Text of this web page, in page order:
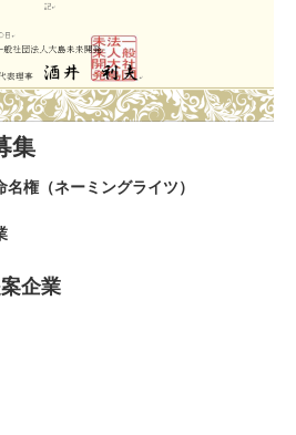
集
権（ネーミングライツ）
企業